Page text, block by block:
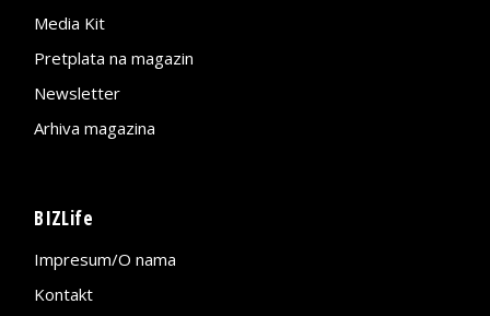
Media Kit
Pretplata na magazin
Newsletter
Arhiva magazina
BIZLife
Impresum/O nama
Kontakt